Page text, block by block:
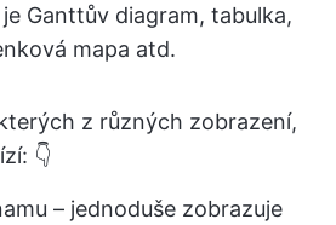
Ganttův diagram, tabulka,
mapa atd.
z různých zobrazení,
👇
– jednoduše zobrazuje